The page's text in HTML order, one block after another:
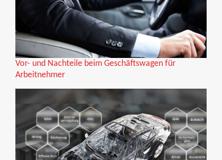
Vor- und Nachteile beim Geschäftswagen für
Arbeitnehmer